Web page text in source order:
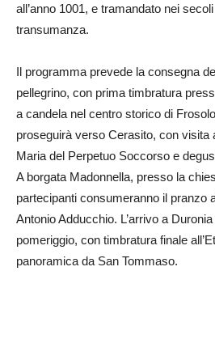
all’anno 1001, e tramandato nei
transumanza.
Il programma prevede la consegna
pellegrino, con prima timbratura
a candela nel centro storico di
proseguirà verso Cerasito, con visita
Maria del Perpetuo Soccorso e
A borgata Madonnella, presso la
partecipanti consumeranno il pranzo
Antonio Adducchio. L’arrivo a
pomeriggio, con timbratura finale
panoramica da San Tommaso.